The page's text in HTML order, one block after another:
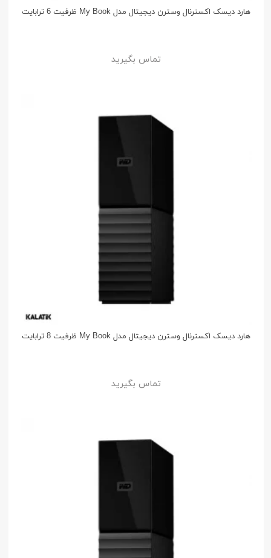
هارد دیسک اکسترنال وسترن دیجیتال مدل My Book ظرفیت 6 ترابایت
تماس بگیرید
هارد دیسک اکسترنال وسترن دیجیتال مدل My Book ظرفیت 8 ترابایت
تماس بگیرید